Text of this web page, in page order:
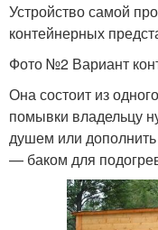
Устройство самой
контейнерных
Фото №2 Вариант
Она состоит из
помывки владельцу
душем или
— баком для